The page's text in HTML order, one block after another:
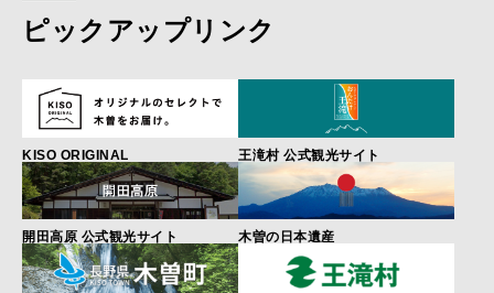
ピックアップリンク
KISO ORIGINAL 王滝村 公式観光サイト
開田高原 公式観光サイト 木曽の日本遺産